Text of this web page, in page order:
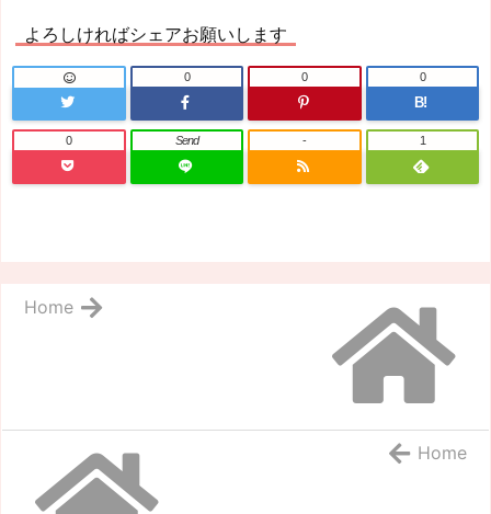
よろしければシェアお願いします
0 0
B!
0
0 Send - 1
Home
Home